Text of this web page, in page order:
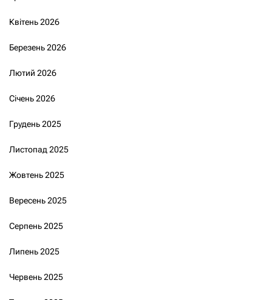
Квітень 2026
Березень 2026
Лютий 2026
Січень 2026
Грудень 2025
Листопад 2025
Жовтень 2025
Вересень 2025
Серпень 2025
Липень 2025
Червень 2025